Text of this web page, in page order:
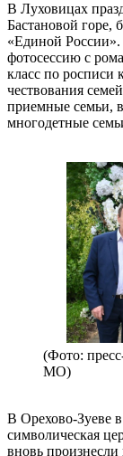
В Луховицах
Бастановой горе,
«Единой России».
фотосессию с
класс по росписи
чествования
приемные семьи,
многодетные
(Фото:
МО)
В Орехово-Зуеве в
символическая
вновь